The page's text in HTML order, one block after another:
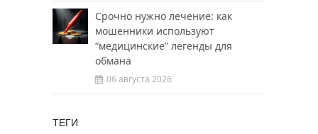
Срочно нужно лечение: как
мошенники используют
“медицинские” легенды для
обмана
06 августа 2026
ТЕГИ